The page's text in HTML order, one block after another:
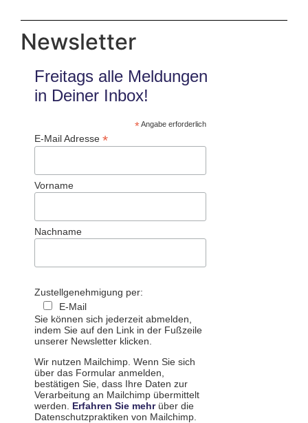
Newsletter
Freitags alle Meldungen
in Deiner Inbox!
*Angabe erforderlich
E-Mail Adresse *
Vorname
Nachname
Zustellgenehmigung per:
E-Mail
Sie können sich jederzeit abmelden,
indem Sie auf den Link in der Fußzeile
unserer Newsletter klicken.
Wir nutzen Mailchimp. Wenn Sie sich
über das Formular anmelden,
bestätigen Sie, dass Ihre Daten zur
Verarbeitung an Mailchimp übermittelt
werden. Erfahren Sie mehrüber die
Datenschutzpraktiken von Mailchimp.